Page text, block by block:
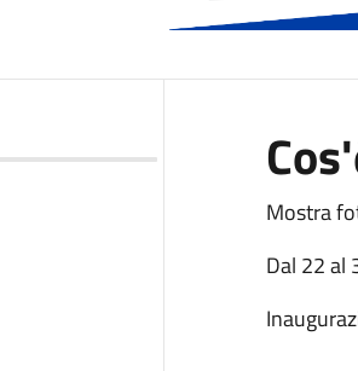
Mostra
Dal 22 al